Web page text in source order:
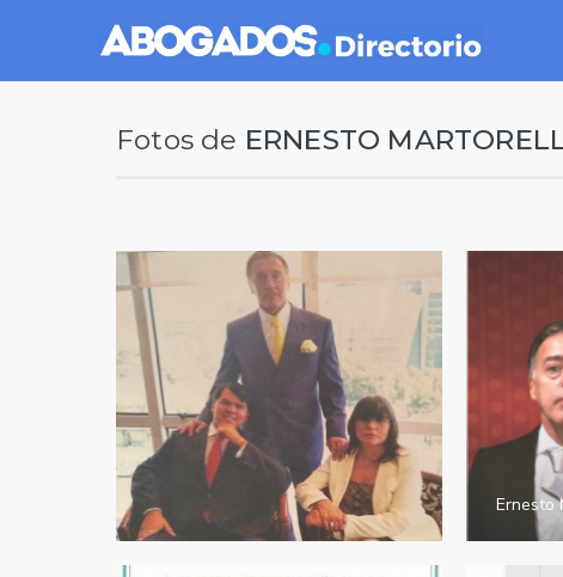
Fotos de ERNESTO
Ernesto